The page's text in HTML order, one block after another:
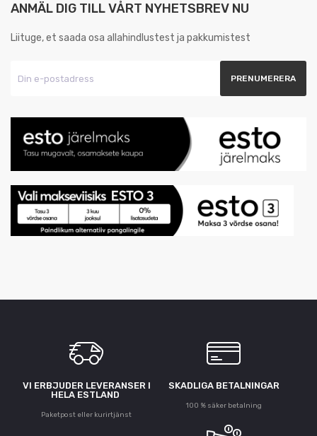
ANMÄL DIG TILL VÅRT NYHETSBREV NU
Liituge, et saada osa allahindlustest ja pakkumistest
VI ERBJUDER LEVERANSER I
HELA ESTLAND
Paketpost eller kurirtjänst
SKADLIGA BETALNINGAR
100 % säker betalning